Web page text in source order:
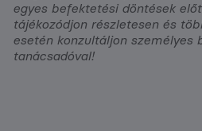
egyes befektetési döntések
tájékozódjon részletesen és
esetén konzultáljon személyes
tanácsadóval!